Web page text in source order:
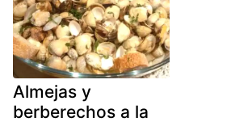
Almejas y
berberechos a la